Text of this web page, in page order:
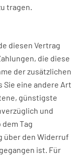
tragen.
diesen Vertrag
die diese
der zusätzlichen
Sie eine andere Art
günstigste
und
Tag
über den Widerruf
ist. Für